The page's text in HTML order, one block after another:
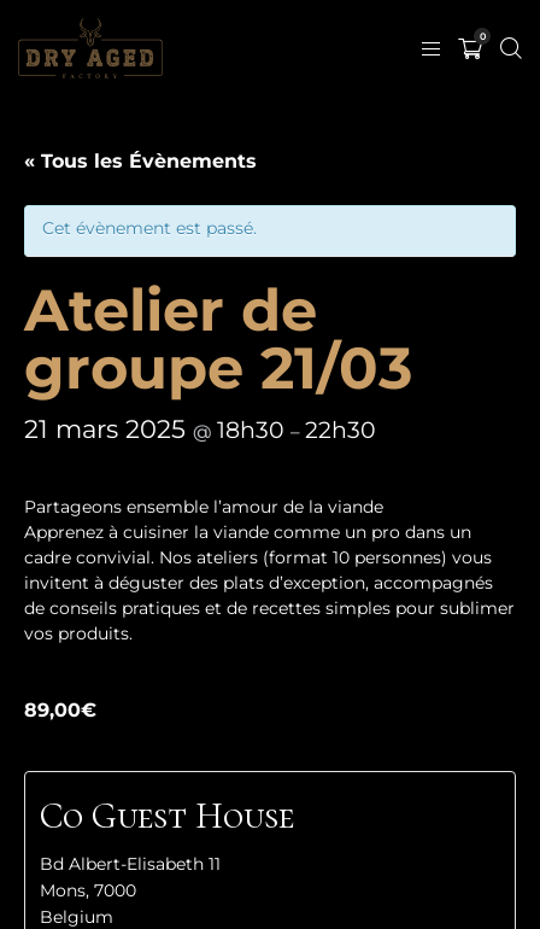
0
« Tous les Évènements
Cet évènement est passé.
Atelier de
groupe 21/03
21 mars 2025 @ 18h30 – 22h30
Partageons ensemble l’amour de la viande
Apprenez à cuisiner la viande comme un pro dans un
cadre convivial. Nos ateliers (format 10 personnes) vous
invitent à déguster des plats d’exception, accompagnés
de conseils pratiques et de recettes simples pour sublimer
vos produits.
89,00€
Co Guest House
Bd Albert-Elisabeth 11
Mons, 7000
Belgium